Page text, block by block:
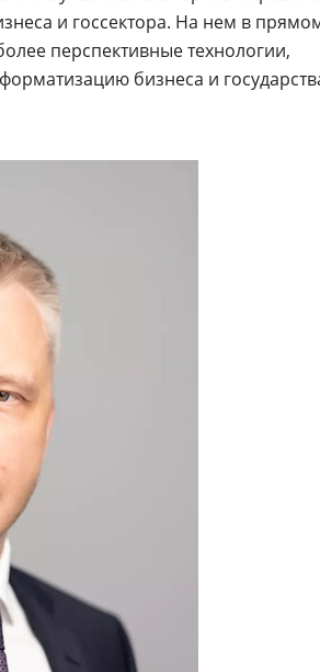
и госсектора. На нем в
перспективные технологии,
бизнеса и